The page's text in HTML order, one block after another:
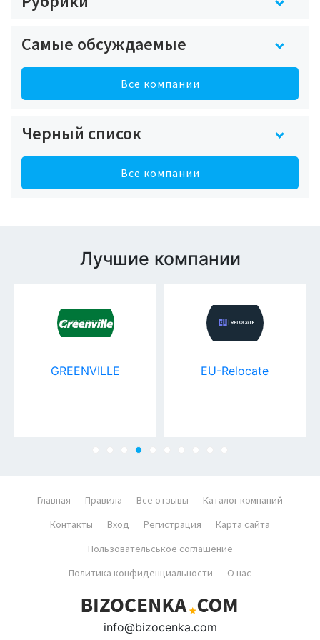
Самые обсуждаемые
Все компании
Черный список
Все компании
Лучшие компании
GREENVILLE EU-Relocate
Главная Правила Все отзывы
Каталог компаний
Контакты
Вход Регистрация
Карта сайта
Пользовательськое соглашение
Политика конфиденциальности
О нас
info@bizocenka.com